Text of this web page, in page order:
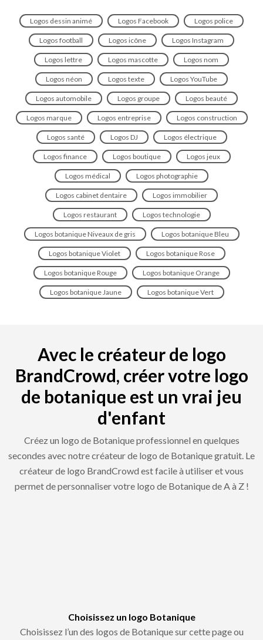
Logos dessin animé Logos Facebook Logos police
Logos football Logos icône Logos Instagram
Logos lettre Logos mascotte Logos nom
Logos néon Logos texte Logos YouTube
Logos automobile Logos groupe Logos beauté
Logos marque Logos entreprise Logos construction
Logos santé Logos DJ Logos électrique
Logos finance Logos boutique Logos jeux
Logos médical Logos photographie
Logos cabinet dentaire Logos immobilier
Logos restaurant Logos technologie
Logos botanique Niveaux de gris Logos botanique Bleu
Logos botanique Violet Logos botanique Rose
Logos botanique Rouge Logos botanique Orange
Logos botanique Jaune Logos botanique Vert
Avec le créateur de logo
BrandCrowd, créer votre logo
de botanique est un vrai jeu
d'enfant
Créez un logo de Botanique professionnel en quelques
secondes avec notre créateur de logo de Botanique gratuit. Le
créateur de logo BrandCrowd est facile à utiliser et vous
permet de personnaliser votre logo de Botanique de A à Z !
Choisissez un logo Botanique
Choisissez l’un des logos de Botanique sur cette page ou